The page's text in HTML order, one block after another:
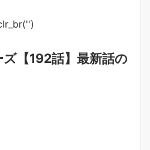
')
【192話】最新話の